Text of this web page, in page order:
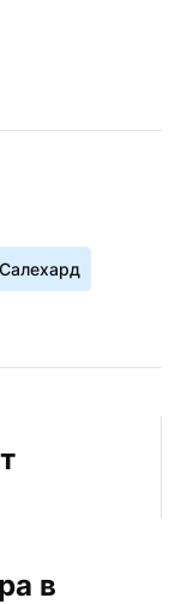
Салехард
в